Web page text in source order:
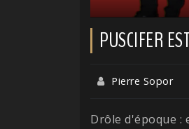
PUSCIFER
Pierre Sopor
Drôle d'époque :